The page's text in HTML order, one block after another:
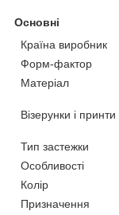
Основні
Країна виробник
Форм-фактор
Матеріал
Візерунки і принти
Тип застежки
Особливості
Колір
Призначення